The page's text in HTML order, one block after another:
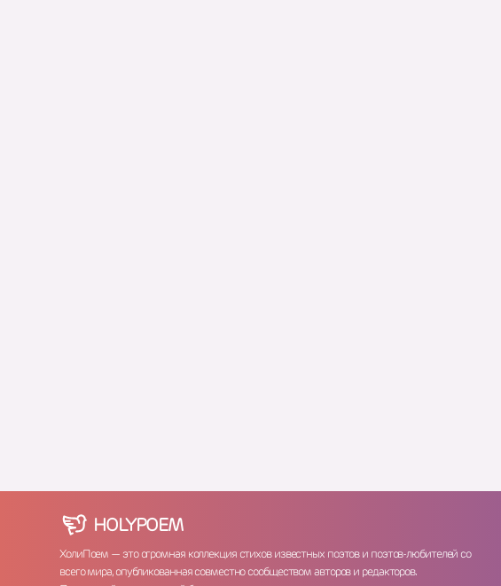
HOLYPOEM
ХолиПоем — это огромная коллекция стихов известных поэтов и поэтов-любителей со
всего мира, опубликованная совместно сообществом авторов и редакторов.